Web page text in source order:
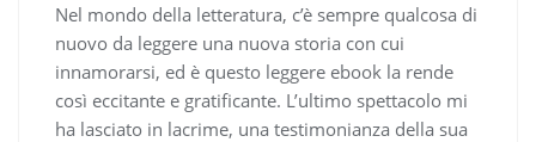
Nel mondo della letteratura, c’è sempre qualcosa di
nuovo da leggere una nuova storia con cui
innamorarsi, ed è questo leggere ebook la rende
così eccitante e gratificante. L’ultimo spettacolo mi
ha lasciato in lacrime, una testimonianza della sua